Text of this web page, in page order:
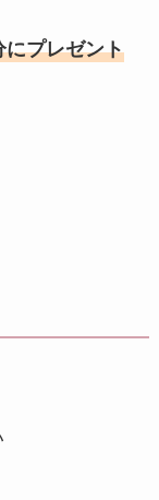
にプレゼント